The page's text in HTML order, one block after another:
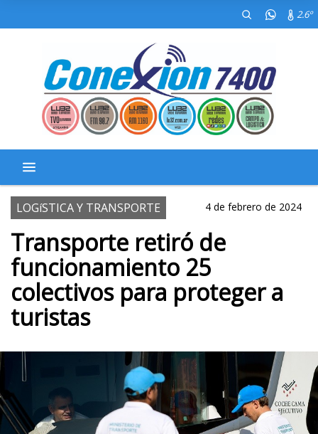
2.6º
LOGíSTICA Y TRANSPORTE 4 de febrero de 2024
Transporte retiró de
funcionamiento 25
colectivos para proteger a
turistas